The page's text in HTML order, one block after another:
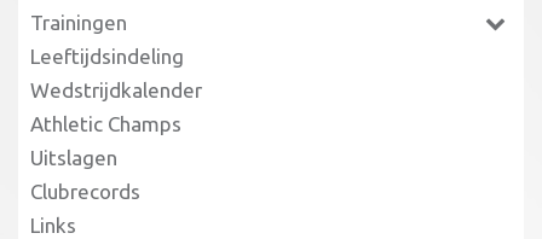
Trainingen
Leeftijdsindeling
Wedstrijdkalender
Athletic Champs
Uitslagen
Clubrecords
Links